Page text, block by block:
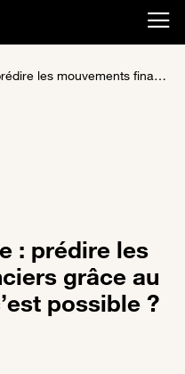
grâce au Social Listening, c’est possible ?
: prédire les
grâce au
possible ?